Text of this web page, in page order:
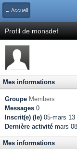
← Accueil
Profil de monsdef
Mes informations
Groupe Members
Messages 0
Inscrit(e) (le) 05-mars 13
Dernière activité mars
Mes informations